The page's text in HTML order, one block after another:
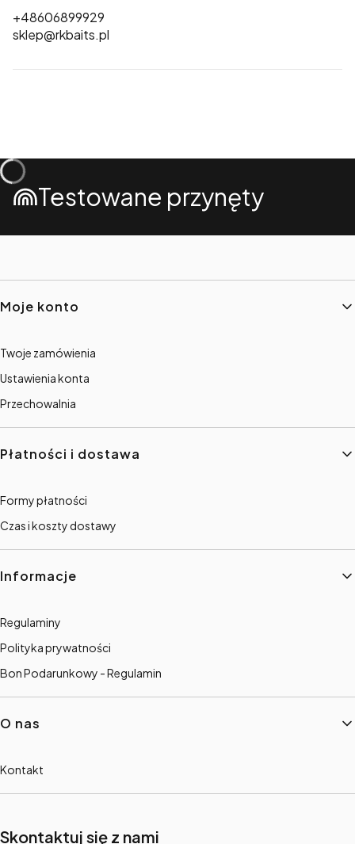
+48606899929
sklep@rkbaits.pl
Testowane przynęty
Linki w stopce
Moje konto
Twoje zamówienia
Ustawienia konta
Przechowalnia
Płatności i dostawa
Formy płatności
Czas i koszty dostawy
Informacje
Regulaminy
Polityka prywatności
Bon Podarunkowy - Regulamin
O nas
Kontakt
Skontaktuj się z nami